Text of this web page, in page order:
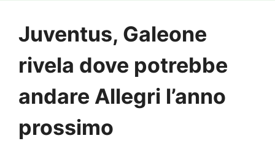
Juventus, Galeone
rivela dove potrebbe
andare Allegri l’anno
prossimo